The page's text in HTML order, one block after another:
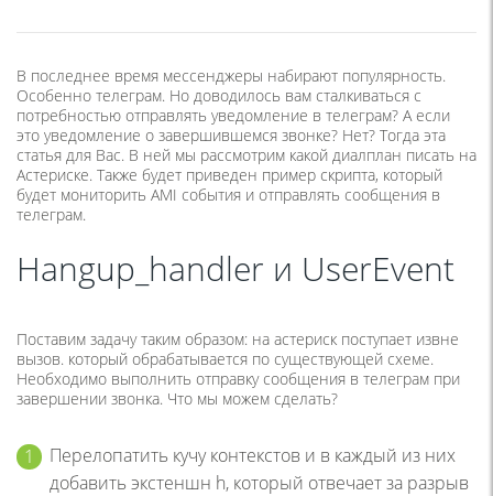
В последнее время мессенджеры набирают популярность.
Особенно телеграм. Но доводилось вам сталкиваться с
потребностью отправлять уведомление в телеграм? А если
это уведомление о завершившемся звонке? Нет? Тогда эта
статья для Вас. В ней мы рассмотрим какой диалплан писать на
Астериске. Также будет приведен пример скрипта, который
будет мониторить AMI события и отправлять сообщения в
телеграм.
Hangup_handler и UserEvent
Поставим задачу таким образом: на астериск поступает извне
вызов. который обрабатывается по существующей схеме.
Необходимо выполнить отправку сообщения в телеграм при
завершении звонка. Что мы можем сделать?
Перелопатить кучу контекстов и в каждый из них
добавить экстеншн h, который отвечает за разрыв